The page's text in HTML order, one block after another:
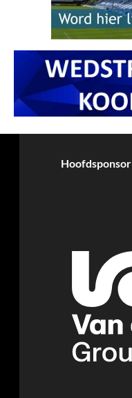
Hoofdsponsor